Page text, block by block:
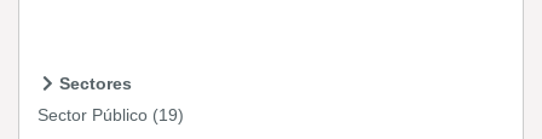
Sectores
Sector Público (19)